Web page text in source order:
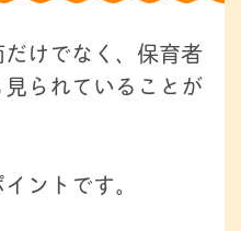
けでなく、保育者
られていることが
ントです。